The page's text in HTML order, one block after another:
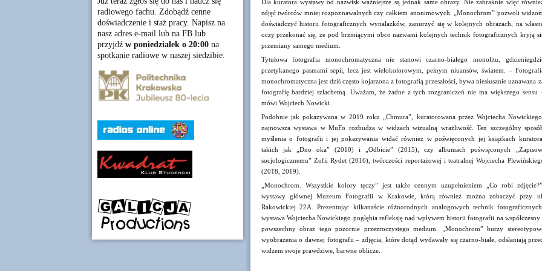
radiowego fachu. Zdobądź cenne
doświadczenie i staż pracy. Napisz na
nasz adres e-mail lub na FB lub
przyjdź w poniedziałek o 20:00na
spotkanie radiowe w naszej siedzibie.
Dla kuratora wystawy od nazwisk ważniejsze są jednak same obrazy. Nie zabraknie więc
zdjęć twórców mniej rozpoznawalnych czy całkiem anonimowych. „Monochrom” pozwoli
doświadczyć historii fotograficznych wynalazków, zanurzyć się w kolejnych obrazach, na
oczy przekonać się, że pod brzmiącymi obco nazwami kolejnych technik fotograficznych kryją
przemiany samego medium.
Tytułowa fotografia monochromatyczna nie stanowi czarno-białego monolitu,
przetykanego pasmami sepii, lecz jest wielokolorowym, pełnym niuansów, światem. –
monochromatyczna jest dziś często kojarzona z fotografią przeszłości, bywa niesłusznie uznawana
fotografię bardziej szlachetną. Uważam, że żadne z tych rozgraniczeń nie ma większego sensu
mówi Wojciech Nowicki.
Podobnie jak pokazywana w 2019 roku „Chmura”, kuratorowana przez Wojciecha Nowickiego,
najnowsza wystawa w MuFo rozbudza w widzach wizualną wrażliwość. Ten szczególny
myślenia o fotografii i jej pokazywania widać również w poświęconych jej książkach kuratora,
takich jak „Dno oka” (2010) i „Odbicie” (2015), czy albumach poświęconych
socjologicznemu” Zofii Rydet (2016), twórczości reportażowej i teatralnej Wojciecha
(2018, 2019).
„Monochrom. Wszystkie kolory tęczy” jest także cennym uzupełnieniem „Co robi zdjęcie?”,
wystawy głównej Muzeum Fotografii w Krakowie, którą również można zobaczyć przy ul.
Rakowickiej 22A. Prezentując kilkanaście różnorodnych analogowych technik fotograficznych,
wystawa Wojciecha Nowickiego pogłębia refleksję nad wpływem historii fotografii na współczesny
powszechny obraz tego pozornie przezroczystego medium. „Monochrom” burzy
wyobrażenia o dawnej fotografii – zdjęcia, które dotąd wydawały się czarno-białe, odsłaniają
widzem swoje prawdziwe, barwne oblicze.